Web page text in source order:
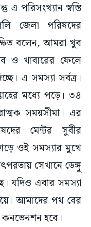
পরিসংখ্যান স্বস্তি
জেলা পরিষদের
বলেন, আমরা খুব
ও খাবারের ফেলে
এ সমস্যা সর্বত্র।
মধ্যে পড়ে। ৩৪
সময়সীমা। এর
মেন্টর সুবীর
ওই সমস্যার মুখে
সেখানে ডেঙ্গু
যদিও এবার সমস্যা
আমাদের পথ বের
কনভেনশন হবে।